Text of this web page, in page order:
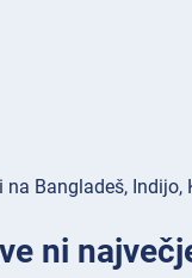
Bangladeš, Indijo,
ni